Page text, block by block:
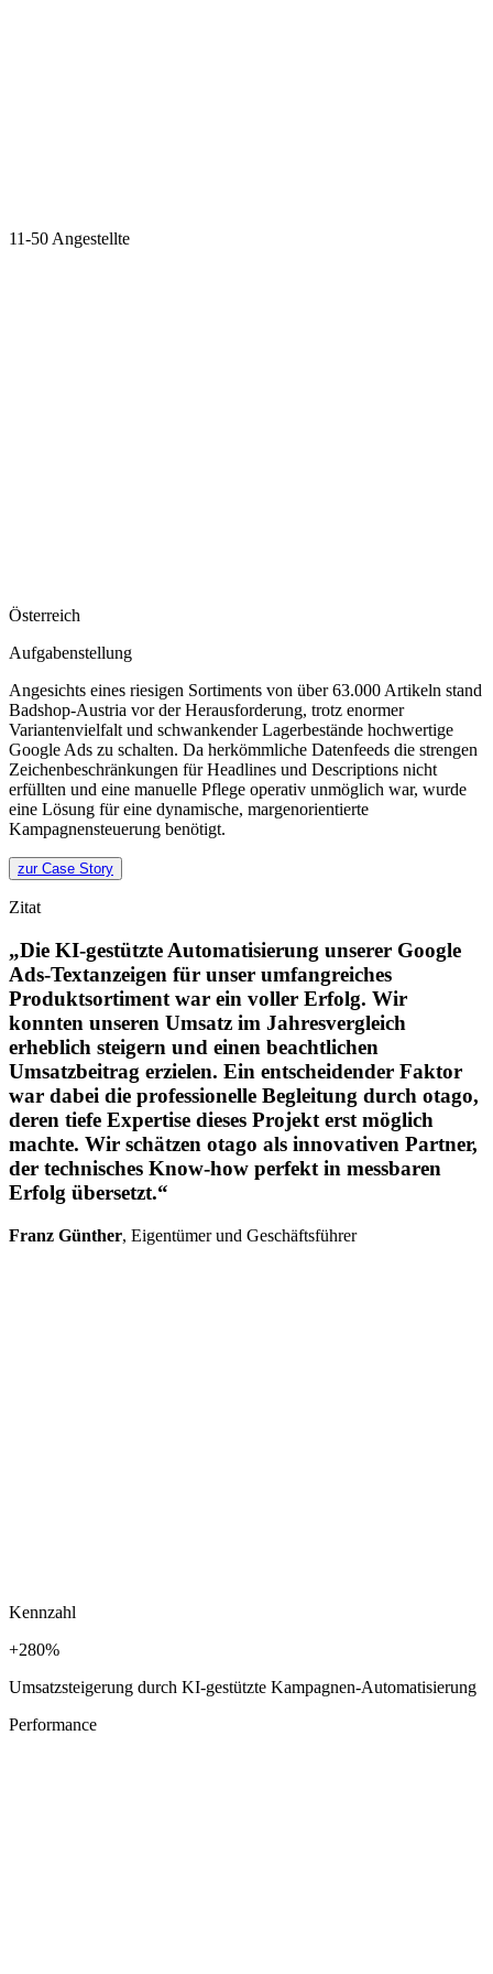
11-50 Angestellte
Österreich
Aufgabenstellung
Angesichts eines riesigen Sortiments von über 63.000 Artikeln stand
Badshop-Austria vor der Herausforderung, trotz enormer
Variantenvielfalt und schwankender Lagerbestände hochwertige
Google Ads zu schalten. Da herkömmliche Datenfeeds die strengen
Zeichenbeschränkungen für Headlines und Descriptions nicht
erfüllten und eine manuelle Pflege operativ unmöglich war, wurde
eine Lösung für eine dynamische, margenorientierte
Kampagnensteuerung benötigt.
zur Case Story
Zitat
„Die KI-gestützte Automatisierung unserer Google
Ads-Textanzeigen für unser umfangreiches
Produktsortiment war ein voller Erfolg. Wir
konnten unseren Umsatz im Jahresvergleich
erheblich steigern und einen beachtlichen
Umsatzbeitrag erzielen. Ein entscheidender Faktor
war dabei die professionelle Begleitung durch otago,
deren tiefe Expertise dieses Projekt erst möglich
machte. Wir schätzen otago als innovativen Partner,
der technisches Know-how perfekt in messbaren
Erfolg übersetzt.“
Franz Günther, Eigentümer und Geschäftsführer
Kennzahl
+280%
Umsatzsteigerung durch KI-gestützte Kampagnen-Automatisierung
Performance